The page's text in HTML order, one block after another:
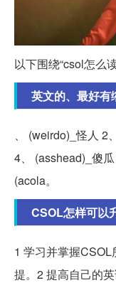
以下围绕“csol怎么
英文的、最好有
、 (weirdo)_怪人 2
4、 (asshead)_傻
(acola。
CSOL怎样可以
1 学习并掌握
提。2 提高自己的